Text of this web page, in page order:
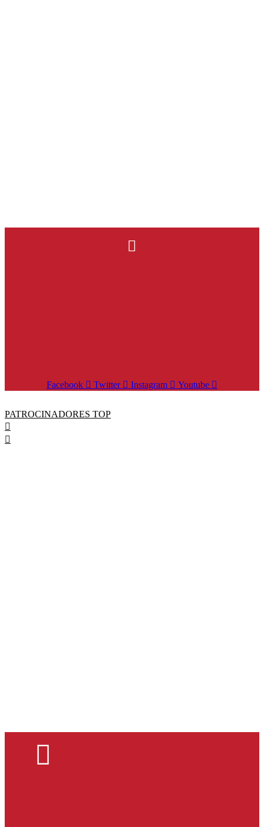
Facebook Twitter Instagram Youtube
PATROCINADORES TOP